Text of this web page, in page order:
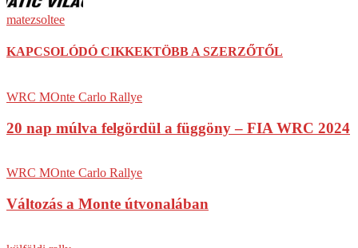
matezsoltee
KAPCSOLÓDÓ CIKKEKTÖBB A SZERZŐTŐL
WRC MOnte Carlo Rallye
20 nap múlva felgördül a függöny – FIA WRC 2024
WRC MOnte Carlo Rallye
Változás a Monte útvonalában